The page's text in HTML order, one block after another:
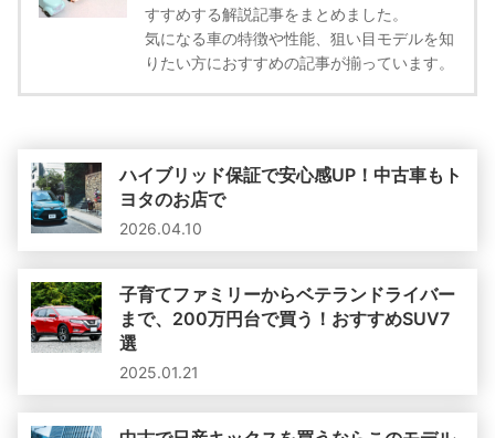
すすめする解説記事をまとめました。
気になる車の特徴や性能、狙い目モデルを知
りたい方におすすめの記事が揃っています。
ハイブリッド保証で安心感UP！中古車もト
ヨタのお店で
2026.04.10
子育てファミリーからベテランドライバー
まで、200万円台で買う！おすすめSUV7
選
2025.01.21